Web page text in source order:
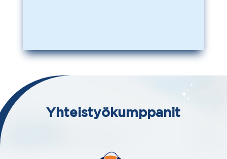
Yhteistyökumppanit